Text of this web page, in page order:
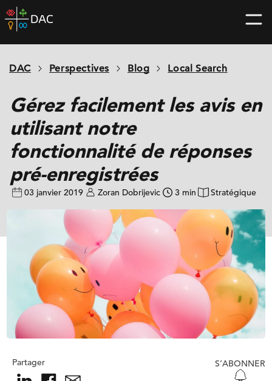
Skip
to
home
DAC Perspectives Blog Local Search
Gérez facilement les avis en
utilisant notre
fonctionnalité de réponses
pré-enregistrées
03 janvier 2019 Zoran Dobrijevic 3 min Stratégique
Partager S’ABONNER